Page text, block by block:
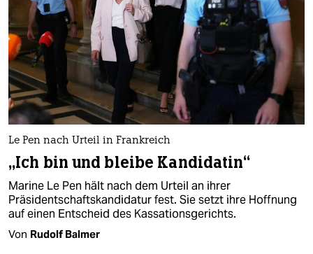
Le Pen nach Urteil in Frankreich
„Ich bin und bleibe Kandidatin“
Marine Le Pen hält nach dem Urteil an ihrer
Präsidentschaftskandidatur fest. Sie setzt ihre Hoffnung
auf einen Entscheid des Kassationsgerichts.
Von Rudolf Balmer